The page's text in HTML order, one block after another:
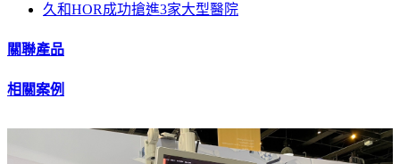
久和HOR成功搶進3家大型醫院
關聯產品
相關案例